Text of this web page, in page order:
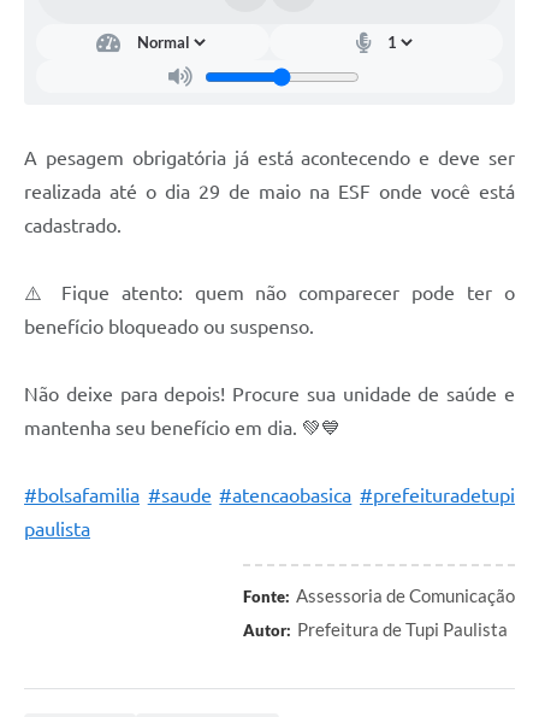
A pesagem obrigatória já está acontecendo e deve ser
realizada até o dia 29 de maio na ESF onde você está
cadastrado.
⚠️ Fique atento: quem não comparecer pode ter o
benefício bloqueado ou suspenso.
Não deixe para depois! Procure sua unidade de saúde e
mantenha seu benefício em dia. 💚💙
#bolsafamilia #saude #atencaobasica #prefeituradetupi
paulista
Fonte: Assessoria de Comunicação
Autor: Prefeitura de Tupi Paulista